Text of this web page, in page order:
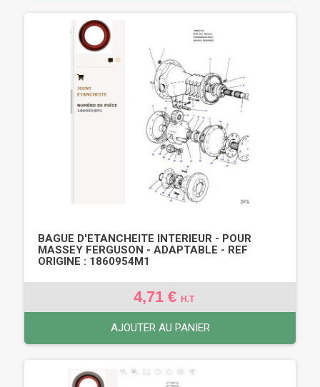
BAGUE D'ETANCHEITE INTERIEUR - POUR
MASSEY FERGUSON - ADAPTABLE - REF
ORIGINE : 1860954M1
4,71 € H.T
AJOUTER AU PANIER